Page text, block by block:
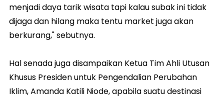
menjadi daya tarik wisata tapi kalau subak ini tidak
dijaga dan hilang maka tentu market juga akan
berkurang," sebutnya.
Hal senada juga disampaikan Ketua Tim Ahli Utusan
Khusus Presiden untuk Pengendalian Perubahan
Iklim, Amanda Katili Niode, apabila suatu destinasi